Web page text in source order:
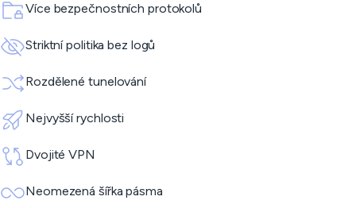
Více bezpečnostních protokolů
Striktní politika bez logů
Rozdělené tunelování
Nejvyšší rychlosti
Dvojité VPN
Neomezená šířka pásma